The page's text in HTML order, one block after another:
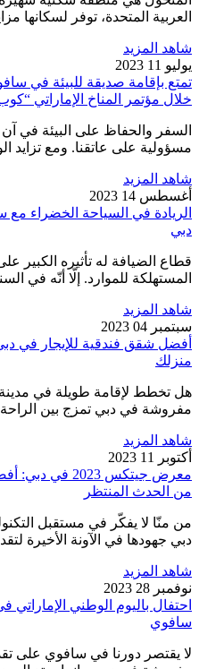
العربية المتحدة، توفر لسكانها
شاهد المزيد
يوليو 11 2023
تمتع بإقامة صديقة للبيئة في
خلال مؤتمر المناخ الإماراتي “كوب
السفر والحفاظ على البيئة في
مسؤولية على عاتقنا. ومع تزايد
شاهد المزيد
أغسطس 14 2023
الريادة في السياحة الخضراء
دبي
قطاع الضيافة له تأثيره الكبير
المستهلكة للموارد. إلّا أنّه في
شاهد المزيد
سبتمبر 04 2023
أفضل شقق فندقية للإيجار في
منزلك
هل تخطط لإقامة طويلة في
مفروشة في دبي تمزج بين
شاهد المزيد
أكتوبر 11 2023
معرض جيتكس
من الحدث المنتظر
من منّا لا يفكّر في مستقبل
دبي جهودها في الآونة الأخيرة
شاهد المزيد
نوفمبر 28 2023
احتفال باليوم الوطني
سافوي
لا يقتصر دورنا في سافوي على